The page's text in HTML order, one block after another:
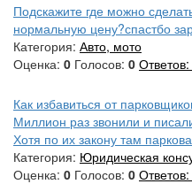
Подскажите где можно
нормальную цену?спастбо
Категория: Авто, мото
Оценка: 0 Голосов: 0 Ответов:
Как избавиться от
Миллион раз звонили и
Хотя по их закону там
Категория: Юридическая
Оценка: 0 Голосов: 0 Ответов: